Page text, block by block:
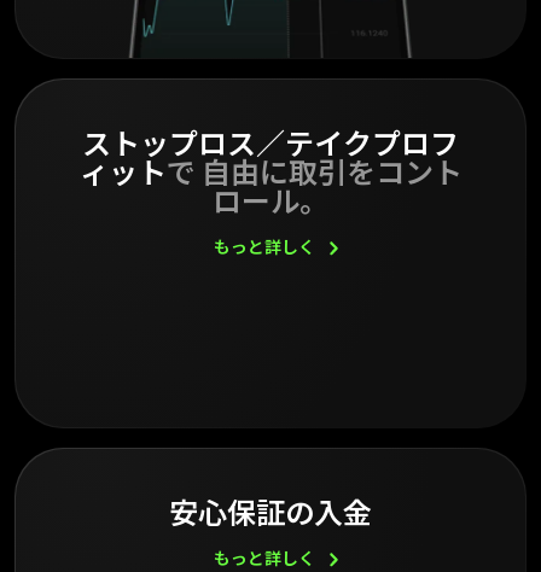
ストップロス／テイクプロフ
ィットで 自由に取引をコント
ロール。
もっと詳しく
安心保証の入金
もっと詳しく